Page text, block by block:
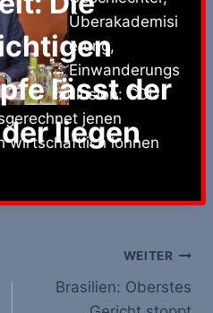
lässt der
liegen
Überakademisi
erung,
Einwanderungs
illusion: CDU
jenen
wirtschaftlich lohnen
WEITER
Brasilien: Oberstes